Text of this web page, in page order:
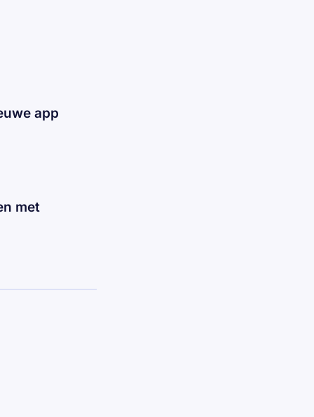
app
met